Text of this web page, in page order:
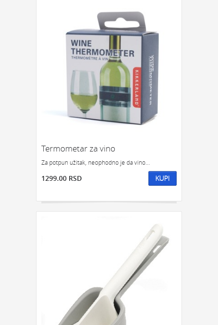
Termometar za vino
Za potpun užitak, neophodno je da vino...
1299.00 RSD KUPI